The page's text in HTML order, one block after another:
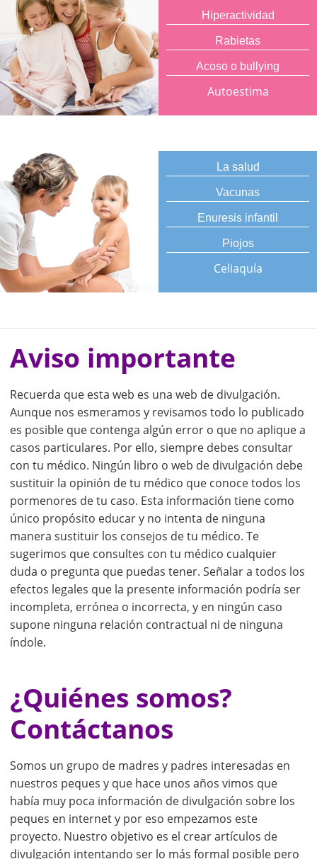
Hiperactividad
Rabietas
Acoso o bullying
Autoestima
La salud
Vacunas
Enuresis infantil
Piojos
Celiaquía
Aviso importante
Recuerda que esta web es una web de divulgación.
Aunque nos esmeramos y revisamos todo lo publicado
es posible que contenga algún error o que no aplique a
casos particulares. Por ello, siempre debes consultar
con tu médico. Ningún libro o web de divulgación debe
sustituir la opinión de tu médico que conoce todos los
pormenores de tu caso. Esta información tiene como
único propósito educar y no intenta de ninguna
manera sustituir los consejos de tu médico. Te
sugerimos que consultes con tu médico cualquier
duda o pregunta que puedas tener. Señalar a todos los
efectos legales que la presente información podría ser
incompleta, errónea o incorrecta, y en ningún caso
supone ninguna relación contractual ni de ninguna
índole.
¿Quiénes somos?
Contáctanos
Somos un grupo de madres y padres interesadas en
nuestros peques y que hace unos años vimos que
había muy poca información de divulgación sobre los
peques en internet y por eso empezamos este
proyecto. Nuestro objetivo es el crear artículos de
divulgación intentando ser lo más formal posible pero